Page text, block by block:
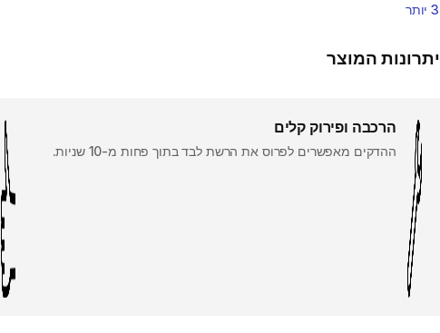
3 יותר
יתרונות המוצר
הרכבה ופירוק קלים
ההדקים מאפשרים לפרוס את הרשת לבד בתוך פחות מ-10 שניות.